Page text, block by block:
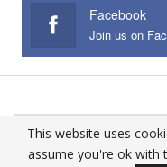
Facebook
© 2025
This website uses
assume you're ok with